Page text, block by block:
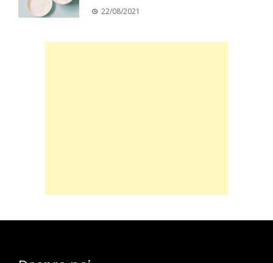
22/08/2021